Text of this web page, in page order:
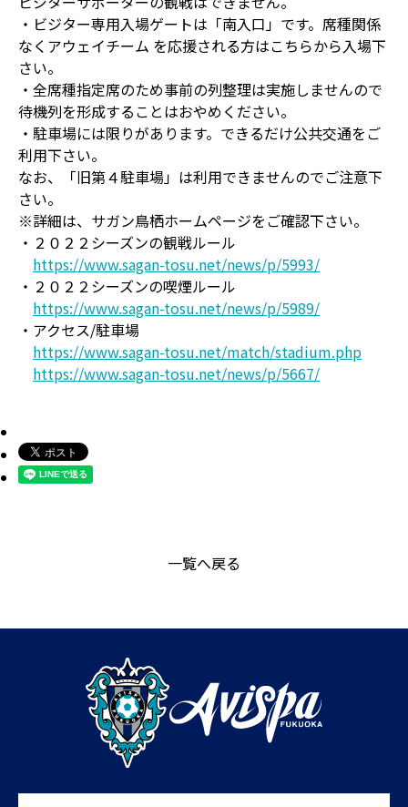
・ビジター専用入場ゲートは「南入口」です。席種関係
なくアウェイチーム を応援される方はこちらから入場下
さい。
・全席種指定席のため事前の列整理は実施しませんので
待機列を形成することはおやめください。
・駐車場には限りがあります。できるだけ公共交通をご
利用下さい。
なお、「旧第４駐車場」は利用できませんのでご注意下
さい。
※詳細は、サガン鳥栖ホームページをご確認下さい。
・２０２２シーズンの観戦ルール
https://www.sagan-tosu.net/news/p/5993/
・２０２２シーズンの喫煙ルール
https://www.sagan-tosu.net/news/p/5989/
・アクセス/駐車場
https://www.sagan-tosu.net/match/stadium.php
https://www.sagan-tosu.net/news/p/5667/
一覧へ戻る